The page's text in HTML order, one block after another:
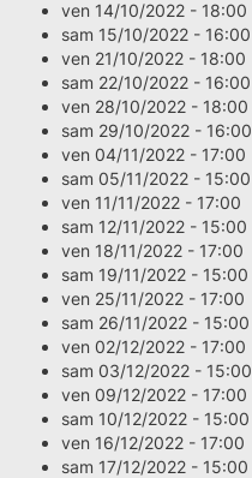
ven 14/10/2022 - 18:00
sam 15/10/2022 - 16:00
ven 21/10/2022 - 18:00
sam 22/10/2022 - 16:00
ven 28/10/2022 - 18:00
sam 29/10/2022 - 16:00
ven 04/11/2022 - 17:00
sam 05/11/2022 - 15:00
ven 11/11/2022 - 17:00
sam 12/11/2022 - 15:00
ven 18/11/2022 - 17:00
sam 19/11/2022 - 15:00
ven 25/11/2022 - 17:00
sam 26/11/2022 - 15:00
ven 02/12/2022 - 17:00
sam 03/12/2022 - 15:00
ven 09/12/2022 - 17:00
sam 10/12/2022 - 15:00
ven 16/12/2022 - 17:00
sam 17/12/2022 - 15:00